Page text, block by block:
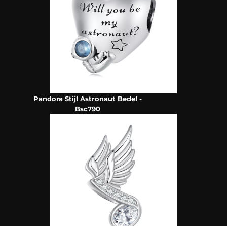
Pandora Stijl Astronaut Bedel -
Bsc790